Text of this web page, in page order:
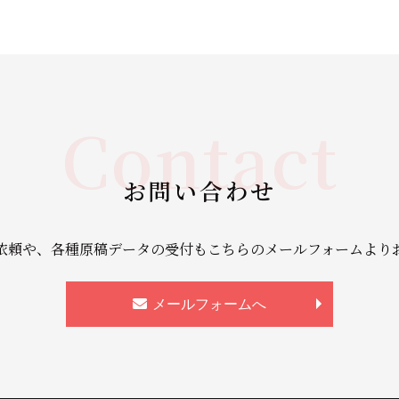
お問い合わせ
Contact
頼や、各種原稿データの受付もこちらのメールフォームより
メールフォームへ